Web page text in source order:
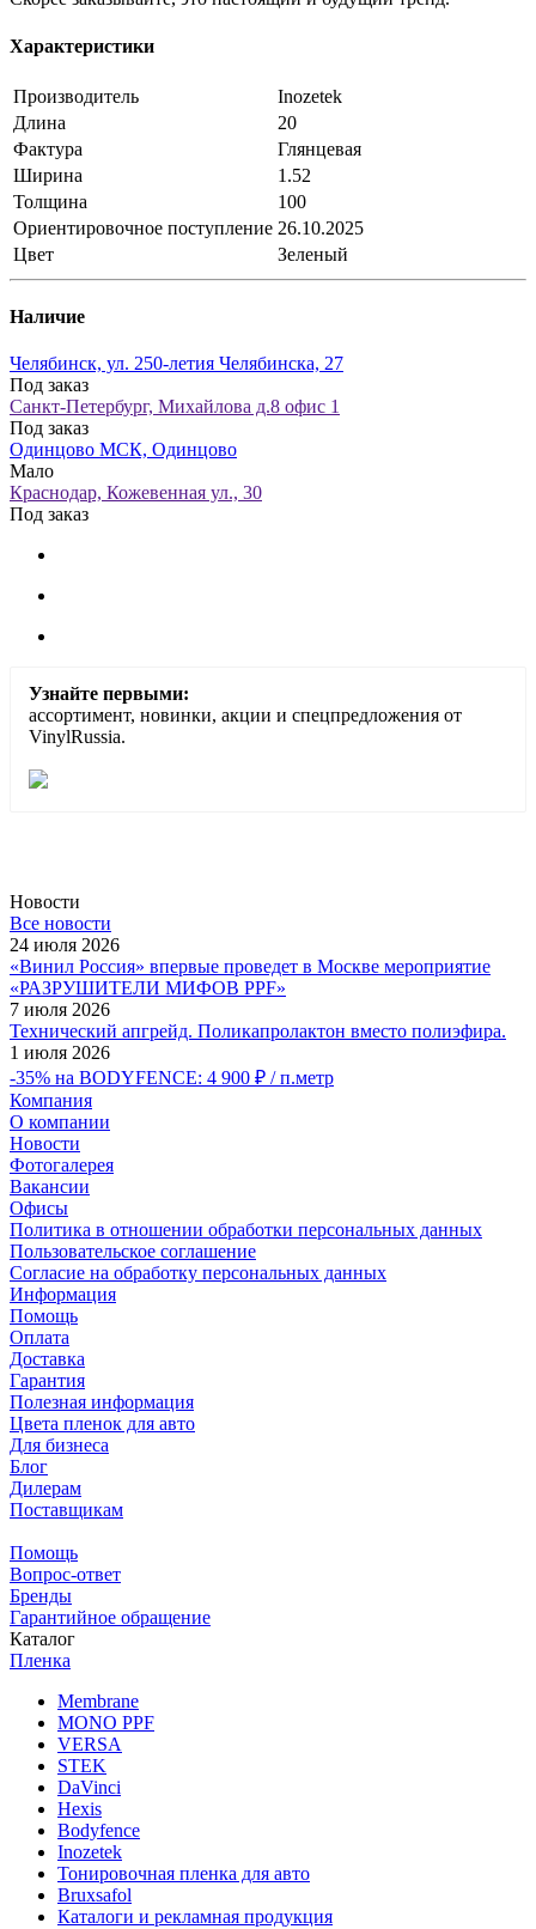
Характеристики
Производитель
Inozetek
Длина
20
Фактура
Глянцевая
Ширина
1.52
Толщина
100
Ориентировочное поступление 26.10.2025
Цвет
Зеленый
Наличие
Челябинск, ул. 250-летия Челябинска, 27
Под заказ
Санкт-Петербург, Михайлова д.8 офис 1
Под заказ
Одинцово МСК, Одинцово
Мало
Краснодар, Кожевенная ул., 30
Под заказ
Узнайте первыми:
ассортимент, новинки, акции и спецпредложения от
VinylRussia.
Новости
Все новости
24 июля 2026
«Винил Россия» впервые проведет в Москве мероприятие
«РАЗРУШИТЕЛИ МИФОВ PPF»
7 июля 2026
Технический апгрейд. Поликапролактон вместо полиэфира.
1 июля 2026
-35% на BODYFENCE: 4 900 ₽ / п.метр
Компания
О компании
Новости
Фотогалерея
Вакансии
Офисы
Политика в отношении обработки персональных данных
Пользовательское соглашение
Согласие на обработку персональных данных
Информация
Помощь
Оплата
Доставка
Гарантия
Полезная информация
Цвета пленок для авто
Для бизнеса
Блог
Дилерам
Поставщикам
Помощь
Вопрос-ответ
Бренды
Гарантийное обращение
Каталог
Пленка
Membrane
MONO PPF
VERSA
STEK
DaVinci
Hexis
Bodyfence
Inozetek
Тонировочная пленка для авто
Bruxsafol
Каталоги и рекламная продукция